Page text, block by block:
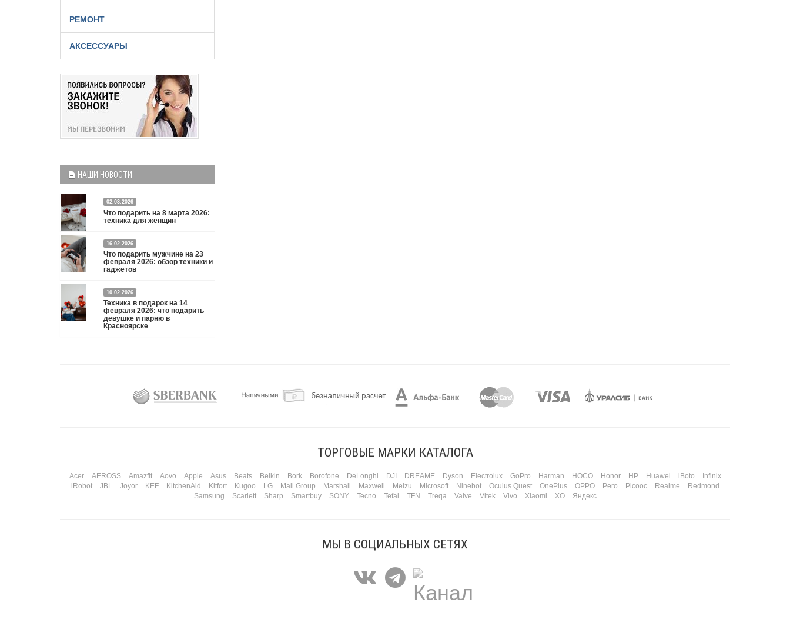
РЕМОНТ
АКСЕССУАРЫ
НАШИ НОВОСТИ
02.03.2026
Что подарить на 8 марта 2026:
техника для женщин
Что подарить на 8 марта 2026: техника для
женщин
Подробнее
16.02.2026
Что подарить мужчине на 23
февраля 2026: обзор техники и
гаджетов
Двадцать третье февраля — праздник, на который
мужчины делают вид, что им все равно. А потом
три дня рассказывают коллегам, какую колонку /
приставку / камеру им подарили. Не верьте
словам — верьте глазам, которые загораются при
10.02.2026
Техника в подарок на 14
февраля 2026: что подарить
девушке и парню в
Красноярске
коллеги скидываются «на что-нибудь мужское» к
самый коварный: дарить нужно обоим, а
промахнуться нельзя ни с одним
ТОРГОВЫЕ МАРКИ КАТАЛОГА
Acer AEROSS Amazfit Aovo Apple Asus Beats Belkin Bork Borofone DeLonghi DJI DREAME Dyson Electrolux GoPro Harman HOCO Honor HP Huawei iBoto
Infinix
iRobot
JBL Joyor KEF KitchenAid Kitfort Kugoo LG Mail Group Marshall Maxwell Meizu Microsoft Ninebot Oculus Quest OnePlus OPPO Pero Picooc Realme
Redmond
Samsung
Scarlett Sharp Smartbuy SONY Tecno Tefal TFN Treqa Valve Vitek Vivo Xiaomi XO Яндекс
МЫ В СОЦИАЛЬНЫХ СЕТЯХ